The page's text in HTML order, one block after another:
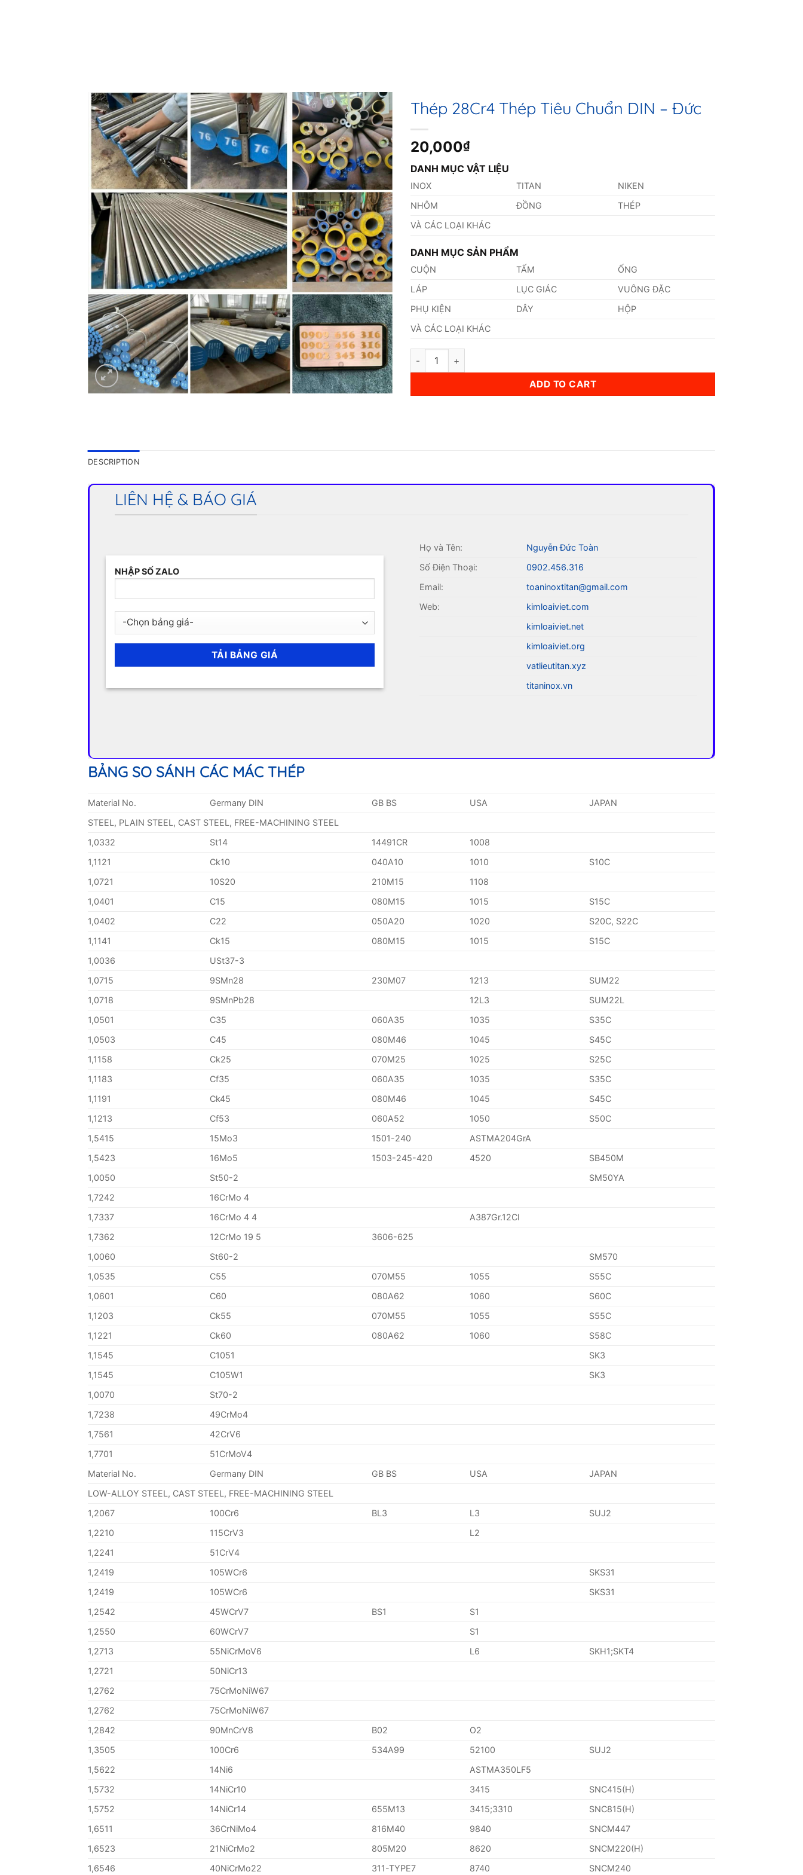
Thép 28Cr4 Thép Tiêu Chuẩn DIN – Đức
20,000₫
DANH MỤC VẬT LIỆU
INOX TITAN
NIKEN
NHÔM
ĐỒNG
THÉP
VÀ CÁC LOẠI KHÁC
DANH MỤC SẢN PHẨM
CUỘN TẤM
ỐNG
LÁP
LỤC GIÁC
VUÔNG ĐẶC
PHỤ KIỆN
DÂY
HỘP
VÀ CÁC LOẠI KHÁC
Thép 28Cr4 Thép Tiêu Chuẩn DIN - Đức quantity
ADD TO CART
DESCRIPTION
LIÊN HỆ & BÁO GIÁ
NHẬP SỐ ZALO
Họ và Tên:
Nguyễn Đức Toàn
Số Điện Thoại:
0902.456.316
Email:
toaninoxtitan@gmail.com
Web:
kimloaiviet.com
kimloaiviet.net
kimloaiviet.org
vatlieutitan.xyz
titaninox.vn
BẢNG SO SÁNH CÁC MÁC THÉP
Material No. Germany DIN GB BS USA
JAPAN
STEEL, PLAIN STEEL, CAST STEEL, FREE-MACHINING STEEL
1,0332
St14 14491CR
1008
1,1121
Ck10 040A10 1010
S10C
1,0721
10S20 210M15
1108
1,0401
C15 080M15 1015
S15C
1,0402
C22 050A20 1020
S20C, S22C
1,1141
Ck15 080M15 1015
S15C
1,0036
USt37-3
1,0715
9SMn28 230M07 1213
SUM22
1,0718
9SMnPb28 12L3
SUM22L
1,0501
C35 060A35 1035
S35C
1,0503
C45 080M46 1045
S45C
1,1158
Ck25 070M25 1025
S25C
1,1183
Cf35 060A35 1035
S35C
1,1191
Ck45 080M46 1045
S45C
1,1213
Cf53 060A52 1050
S50C
1,5415
15Mo3 1501-240
ASTMA204GrA
1,5423
16Mo5 1503-245-420 4520
SB450M
1,0050
St50-2
SM50YA
1,7242
16CrMo 4
1,7337
16CrMo 4 4
A387Gr.12Cl
1,7362
12CrMo 19 5
3606-625
1,0060
St60-2
SM570
1,0535
C55 070M55 1055
S55C
1,0601
C60 080A62 1060
S60C
1,1203
Ck55 070M55 1055
S55C
1,1221
Ck60 080A62 1060
S58C
1,1545
C1051
SK3
1,1545
C105W1
SK3
1,0070
St70-2
1,7238
49CrMo4
1,7561
42CrV6
1,7701
51CrMoV4
Material No.
Germany DIN GB BS USA
JAPAN
LOW-ALLOY STEEL, CAST STEEL, FREE-MACHINING STEEL
1,2067
100Cr6 BL3 L3
SUJ2
1,2210
115CrV3
L2
1,2241
51CrV4
1,2419
105WCr6
SKS31
1,2419
105WCr6
SKS31
1,2542
45WCrV7 BS1
S1
1,2550
60WCrV7
S1
1,2713
55NiCrMoV6 L6
SKH1;SKT4
1,2721
50NiCr13
1,2762
75CrMoNiW67
1,2762
75CrMoNiW67
1,2842
90MnCrV8 B02
O2
1,3505
100Cr6 534A99 52100
SUJ2
1,5622
14Ni6
ASTMA350LF5
1,5732
14NiCr10 3415
SNC415(H)
1,5752
14NiCr14 655M13 3415;3310
SNC815(H)
1,6511
36CrNiMo4 816M40 9840
SNCM447
1,6523
21NiCrMo2 805M20 8620
SNCM220(H)
1,6546
40NiCrMo22 311-TYPE7 8740 SNCM240